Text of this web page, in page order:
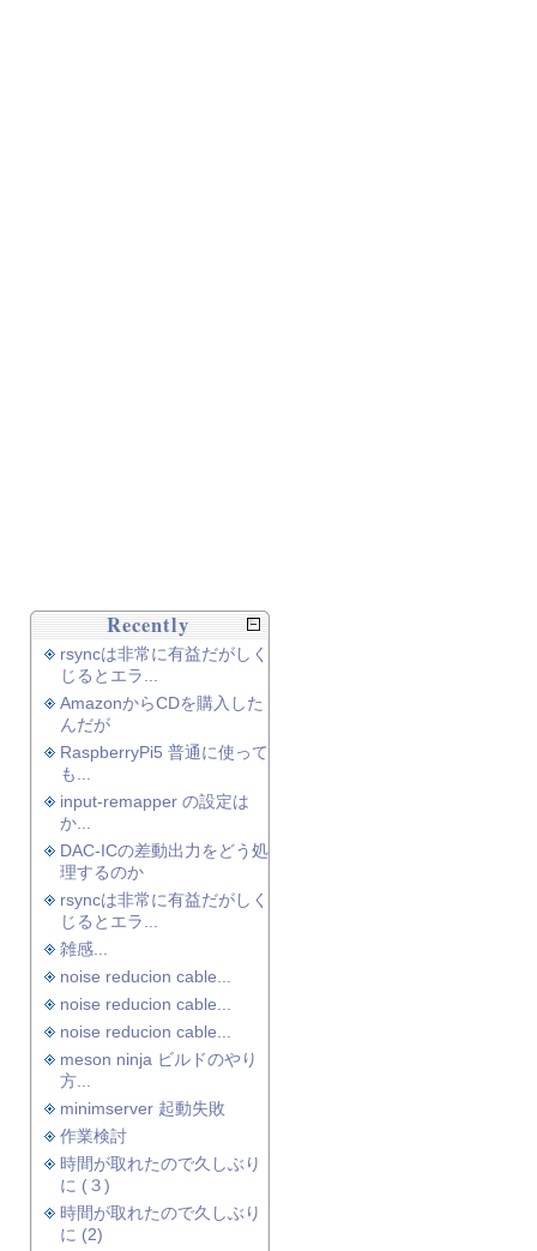
Recently
rsyncは非常に有益だがしく
じるとエラ...
AmazonからCDを購入した
んだが
RaspberryPi5 普通に使って
も...
input-remapper の設定は
か...
DAC-ICの差動出力をどう処
理するのか
rsyncは非常に有益だがしく
じるとエラ...
雑感...
noise reducion cable...
noise reducion cable...
noise reducion cable...
meson ninja ビルドのやり
方...
minimserver 起動失敗
作業検討
時間が取れたので久しぶり
に (３)
時間が取れたので久しぶり
に (2)